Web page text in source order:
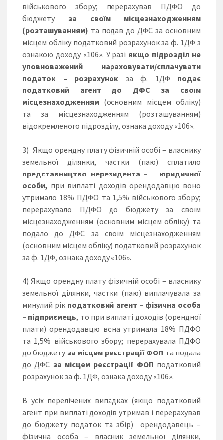
військового збору; перерахував ПДФО до
бюджету за своїм місцезнаходженням
(розташуванням) та подав до ДФС за основним
місцем обліку податковий розрахунок за ф. 1ДФ з
ознакою доходу «106». У разі якщо підрозділ не
уповноважений нараховувати/сплачувати
податок – розрахунок за ф. 1ДФ подає
податковий агент до
ДФС за своїм
місцезнаходженням (основним місцем обліку)
та за місцезнаходженням (розташуванням)
відокремленого підрозділу, ознака доходу «106».
3) Якщо орендну плату фізичній особі – власнику
земельної ділянки, частки (паю) сплатило
представництво нерезидента – юридичної
особи, при виплаті доходів орендодавцю воно
утримало 18% ПДФО та 1,5% військового збору;
перерахувало ПДФО до бюджету за своїм
місцезнаходженням (основним місцем обліку) та
подало до ДФС за своїм місцезнаходженням
(основним місцем обліку) податковий розрахунок
за ф. 1ДФ, ознака доходу «106».
4) Якщо орендну плату фізичній особі – власнику
земельної ділянки, частки (паю) виплачувала за
минулий рік податковий агент – фізична особа
– підприємець, то при виплаті доходів (орендної
плати) орендодавцю вона утримала 18% ПДФО
та 1,5% військового збору; перерахувала ПДФО
до бюджету за місцем реєстрації ФОП та подала
до ДФС за місцем реєстрації ФОП податковий
розрахунок за ф. 1ДФ, ознака доходу «106».
В усіх перелічених випадках (якщо податковий
агент при виплаті доходів утримав і перерахував
до бюджету податок та збір) орендодавець –
фізична особа – власник земельної ділянки,